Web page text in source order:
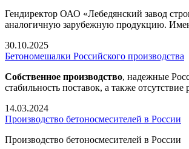
Гендиректор ОАО «Лебедянский завод
аналогичную зарубежную продукцию.
30.10.2025
Бетономешалки Российского производства
Собственное производство, надежные
стабильность поставок, а также отсутствие
14.03.2024
Производство бетоносмесителей в России
Производство бетоносмесителей в России